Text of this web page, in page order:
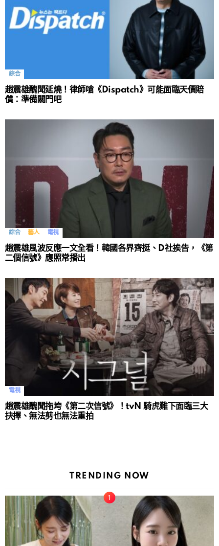
綜合
趙震雄醜聞延燒！律師嗆《Dispatch》可能面臨天價賠
償：準備關門吧
綜合 藝人 電視
趙震雄風波反應一文全看！韓國各界齊挺、D社挨告，《第
二個信號》應照常播出
電視
趙震雄醜聞拖垮《第二次信號》！tvN 騎虎難下面臨三大
抉擇、無法剪也無法重拍
TRENDING NOW